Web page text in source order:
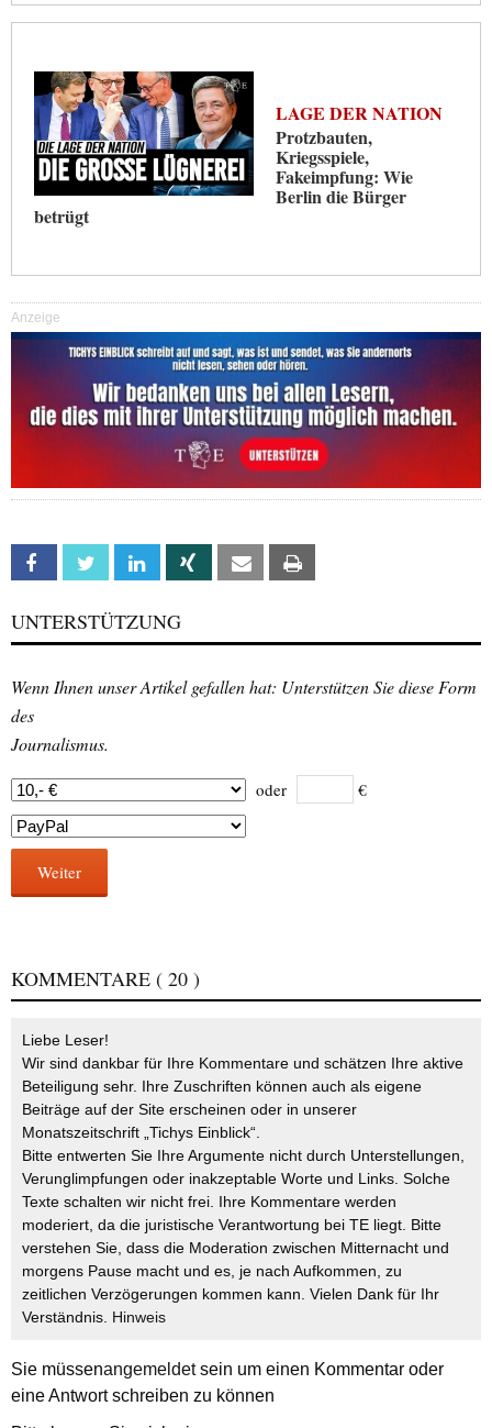
LAGE DER NATION
Protzbauten,
Kriegsspiele,
Fakeimpfung: Wie
Berlin die Bürger
betrügt
Anzeige
Facebook Twitter Linkedin Xing Email
UNTERSTÜTZUNG
Wenn Ihnen unser Artikel gefallen hat: Unterstützen Sie diese Form
des
Journalismus.
oder €
Weiter
KOMMENTARE ( 20 )
Liebe Leser!
Wir sind dankbar für Ihre Kommentare und schätzen Ihre aktive
Beteiligung sehr. Ihre Zuschriften können auch als eigene
Beiträge auf der Site erscheinen oder in unserer
Monatszeitschrift „Tichys Einblick“.
Bitte entwerten Sie Ihre Argumente nicht durch Unterstellungen,
Verunglimpfungen oder inakzeptable Worte und Links. Solche
Texte schalten wir nicht frei. Ihre Kommentare werden
moderiert, da die juristische Verantwortung bei TE liegt. Bitte
verstehen Sie, dass die Moderation zwischen Mitternacht und
morgens Pause macht und es, je nach Aufkommen, zu
zeitlichen Verzögerungen kommen kann. Vielen Dank für Ihr
Verständnis. Hinweis
Sie müssenangemeldetsein um einen Kommentar oder
eine Antwort schreiben zu können